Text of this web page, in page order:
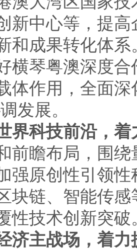
新中心等，提
和成果转化体
横琴粤澳深度合
体作用，全面
发展。
界科技前沿，
前瞻布局，围
强原创性引领
块链、智能传
性技术创新突破
济主战场，着